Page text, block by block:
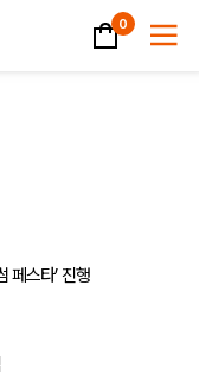
장바구니
0
페스타’ 진행